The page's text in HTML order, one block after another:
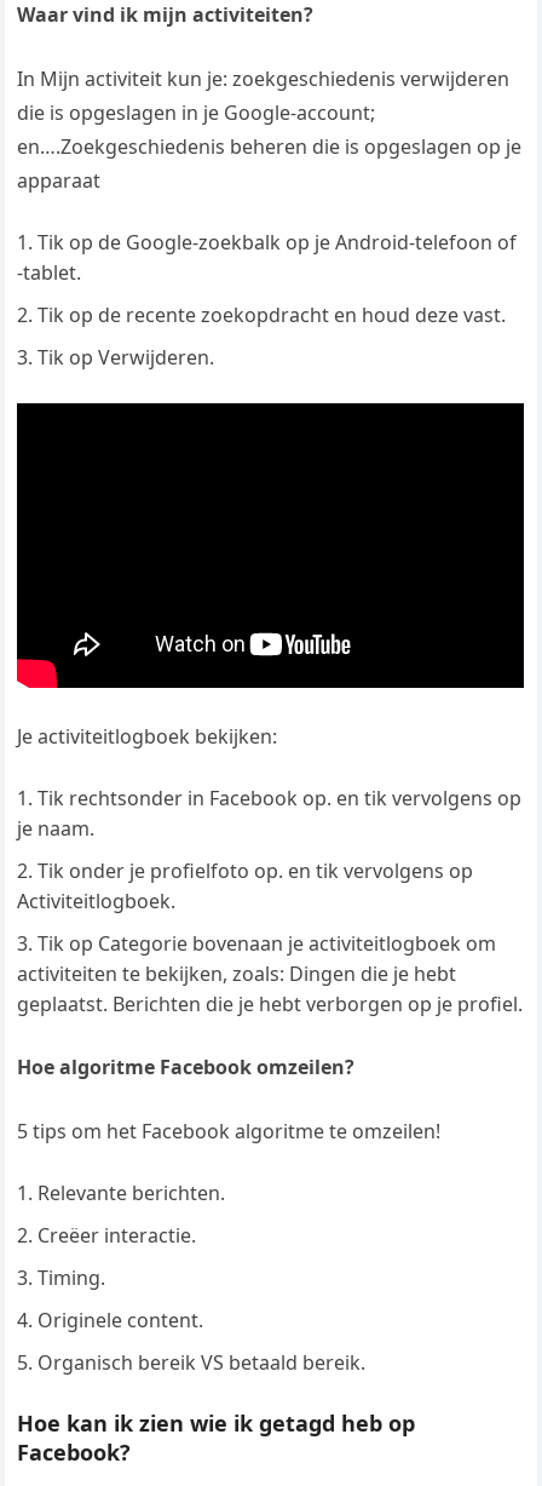
Waar vind ik mijn activiteiten?
In Mijn activiteit kun je: zoekgeschiedenis verwijderen
die is opgeslagen in je Google-account;
en….Zoekgeschiedenis beheren die is opgeslagen op je
apparaat
Tik op de Google-zoekbalk op je Android-telefoon of
-tablet.
Tik op de recente zoekopdracht en houd deze vast.
Tik op Verwijderen.
Je activiteitlogboek bekijken:
Tik rechtsonder in Facebook op. en tik vervolgens op
je naam.
Tik onder je profielfoto op. en tik vervolgens op
Activiteitlogboek.
Tik op Categorie bovenaan je activiteitlogboek om
activiteiten te bekijken, zoals: Dingen die je hebt
geplaatst. Berichten die je hebt verborgen op je profiel.
Hoe algoritme Facebook omzeilen?
5 tips om het Facebook algoritme te omzeilen!
Relevante berichten.
Creëer interactie.
Timing.
Originele content.
Organisch bereik VS betaald bereik.
Hoe kan ik zien wie ik getagd heb op
Facebook?